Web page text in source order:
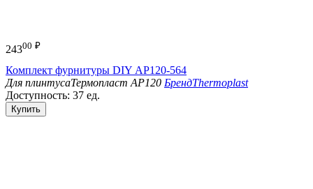
24300 ₽
Комплект фурнитуры DIY АР120-564
Для плинтусаТермопласт АР120 БрендThermoplast
Доступность: 37 ед.
Купить